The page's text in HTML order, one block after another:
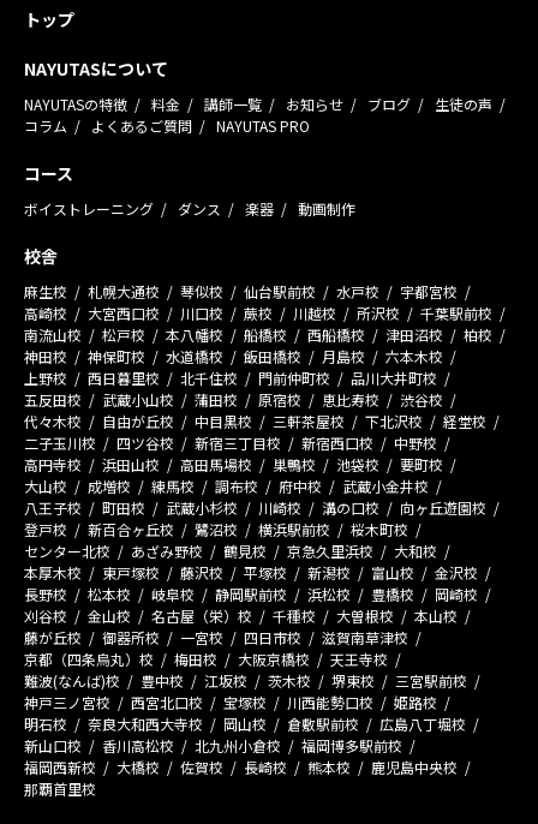
トップ
NAYUTASについて
NAYUTASの特徴 料金 講師一覧 お知らせ ブログ
生徒の声
コラム
よくあるご質問 NAYUTAS PRO
コース
ボイストレーニング ダンス 楽器 動画制作
校舎
麻生校 札幌大通校 琴似校 仙台駅前校 水戸校
宇都宮校
高崎校
大宮西口校 川口校 蕨校 川越校 所沢校
千葉駅前校
南流山校
松戸校 本八幡校 船橋校 西船橋校 津田沼校
柏校
神田校
神保町校 水道橋校 飯田橋校 月島校
六本木校
上野校
西日暮里校 北千住校 門前仲町校
品川大井町校
五反田校
武蔵小山校 蒲田校 原宿校 恵比寿校
渋谷校
代々木校
自由が丘校 中目黒校 三軒茶屋校 下北沢校
経堂校
二子玉川校
四ツ谷校 新宿三丁目校 新宿西口校
中野校
高円寺校
浜田山校 高田馬場校 巣鴨校 池袋校
要町校
大山校
成増校 練馬校 調布校 府中校
武蔵小金井校
八王子校
町田校 武蔵小杉校 川崎校 溝の口校
向ヶ丘遊園校
登戸校
新百合ヶ丘校 鷺沼校 横浜駅前校
桜木町校
センター北校
あざみ野校 鶴見校 京急久里浜校
大和校
本厚木校
東戸塚校 藤沢校 平塚校 新潟校 富山校
金沢校
長野校
松本校 岐阜校 静岡駅前校 浜松校 豊橋校
岡崎校
刈谷校
金山校 名古屋（栄）校 千種校 大曽根校
本山校
藤が丘校
御器所校 一宮校 四日市校
滋賀南草津校
京都（四条烏丸）校
梅田校 大阪京橋校
天王寺校
難波(なんば)校
豊中校 江坂校 茨木校 堺東校
三宮駅前校
神戸三ノ宮校
西宮北口校 宝塚校 川西能勢口校
姫路校
明石校
奈良大和西大寺校 岡山校 倉敷駅前校
広島八丁堀校
新山口校
香川高松校 北九州小倉校
福岡博多駅前校
福岡西新校
大橋校 佐賀校 長崎校 熊本校
鹿児島中央校
那覇首里校